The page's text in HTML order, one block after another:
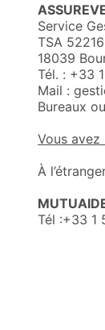
Service
TSA 52216
18039
Tél. : +33
Mail :
Bureaux
Vous
À
Tél :+33 1